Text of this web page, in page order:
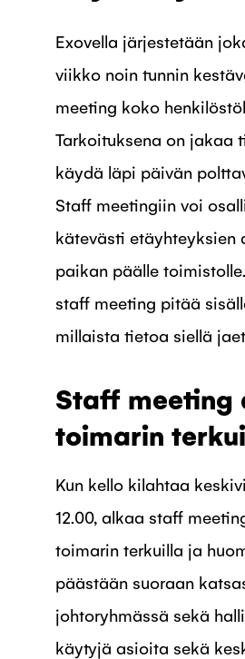
Exovella järjestetään
viikko noin tunnin
meeting koko
Tarkoituksena on jakaa
käydä läpi päivän
Staff meetingiin voi
kätevästi etäyhteyksien
paikan päälle
staff meeting pitää
millaista tietoa siellä
Staff meeting
toimarin
Kun kello kilahtaa
12.00, alkaa staff
toimarin terkuilla ja
päästään suoraan
johtoryhmässä sekä
käytyjä asioita sekä